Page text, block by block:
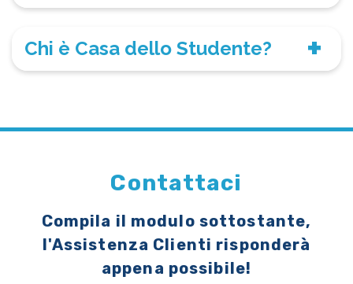
Chi è Casa dello Studente?
Contattaci
Compila il modulo sottostante,
l'Assistenza Clienti risponderà
appena possibile!